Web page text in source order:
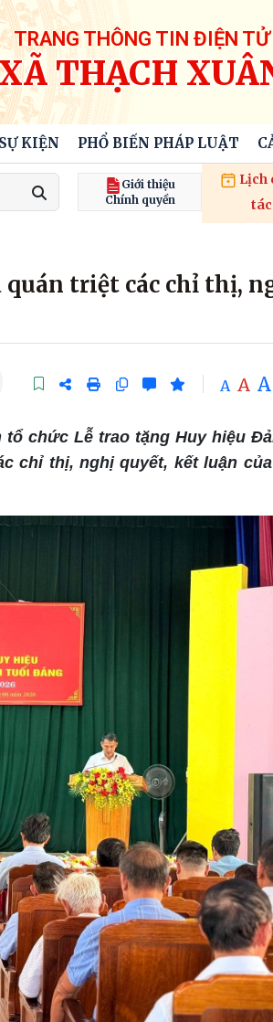
TRANG THÔNG TIN ĐIỆN TỬ
THẠCH
KIỆN PHỔ BIẾN PHÁP LUẬT
Giới thiệu
Chính quyền
Lịch
tác
quán triệt các chỉ thị,
A A A
tổ chức Lễ trao tặng Huy hiệu
chỉ thị, nghị quyết, kết luận